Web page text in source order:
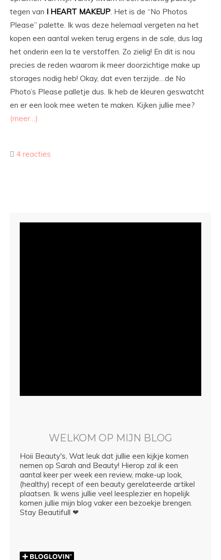
tegen van I HEART MAKEUP. Het is de “No Photos
Please” palette. Ik was deze helemaal vergeten na het
kopen een aantal weken terug ergens in de sale, dus lag
het onderin een la te verstoffen. Zo zielig! En dit is nou
precies de reden waarom ik meer doorzichtige make up
storages nodig heb! Okay, dat even terzijde…de No
Photo’s Please palletje dus. Ik heb de kleuren geswatcht
en er een look mee weten te maken. Kijken jullie mee?
(meer…)
4 reacties
WELKOM OP MIJN BLOG
Hoii Beauty's, Wat leuk dat jullie een kijkje komen
nemen op Sarah and Beauty! Hierop zal ik een
aantal keer per week een review, make-up look,
(healthy) recept of een beauty gerelateerde artikel
plaatsen. Ik wens jullie veel leesplezier en hopelijk
komen jullie mijn blog vaker een bezoekje brengen.
Stay Beautifull ❤